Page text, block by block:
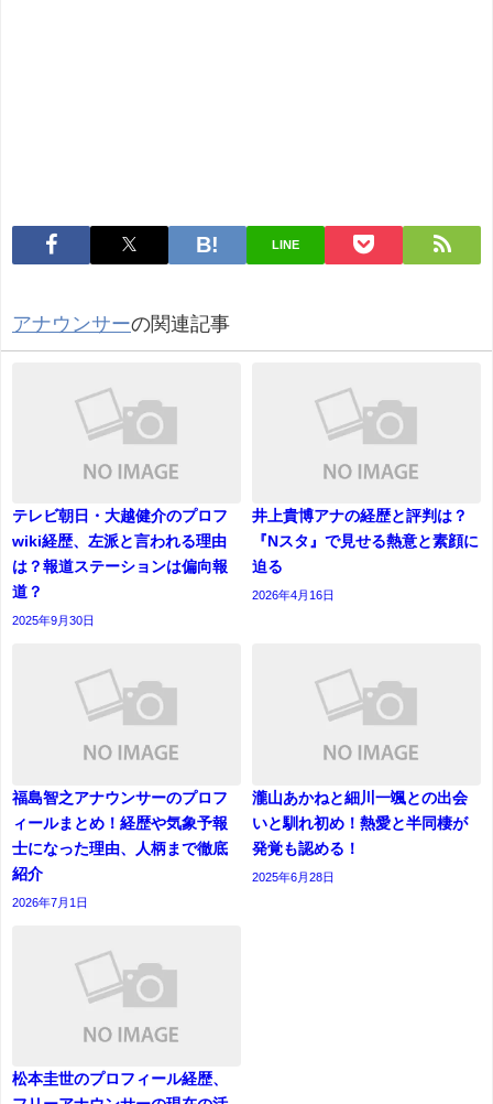
LINE
アナウンサーの関連記事
テレビ朝日・大越健介のプロフ
wiki経歴、左派と言われる理由
は？報道ステーションは偏向報
道？
2025年9月30日
井上貴博アナの経歴と評判は？
『Nスタ』で見せる熱意と素顔に
迫る
2026年4月16日
福島智之アナウンサーのプロフ
ィールまとめ！経歴や気象予報
士になった理由、人柄まで徹底
紹介
2026年7月1日
瀧山あかねと細川一颯との出会
いと馴れ初め！熱愛と半同棲が
発覚も認める！
2025年6月28日
松本圭世のプロフィール経歴、